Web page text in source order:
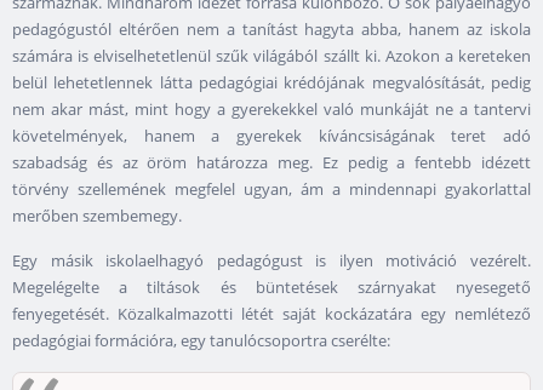
pedagógustól eltérően nem a tanítást hagyta abba, hanem az iskola
számára is elviselhetetlenül szűk világából szállt ki. Azokon a kereteken
belül lehetetlennek látta pedagógiai krédójának megvalósítását, pedig
nem akar mást, mint hogy a gyerekekkel való munkáját ne a tantervi
követelmények, hanem a gyerekek kíváncsiságának teret adó
szabadság és az öröm határozza meg. Ez pedig a fentebb idézett
törvény szellemének megfelel ugyan, ám a mindennapi gyakorlattal
merőben szembemegy.
Egy másik iskolaelhagyó pedagógust is ilyen motiváció vezérelt.
Megelégelte a tiltások és büntetések szárnyakat nyesegető
fenyegetését. Közalkalmazotti létét saját kockázatára egy nemlétező
pedagógiai formációra, egy tanulócsoportra cserélte: